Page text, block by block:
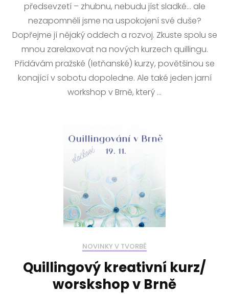
předsevzetí – zhubnu, nebudu jíst sladké… ale
nezapomněli jsme na uspokojení své duše?
Dopřejme jí nějaký oddech a rozvoj. Zkuste spolu se
mnou zarelaxovat na nových kurzech quillingu.
Přidávám pražské (letňanské) kurzy, povětšinou se
konající v sobotu dopoledne. Ale také jeden jarní
workshop v Brně, který …
NOVINKY V TVORBĚ
Quillingový kreativní kurz/
worskshop v Brně